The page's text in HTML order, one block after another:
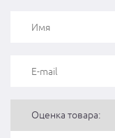
Оценка товара: